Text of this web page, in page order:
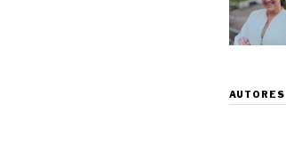
AUTORES